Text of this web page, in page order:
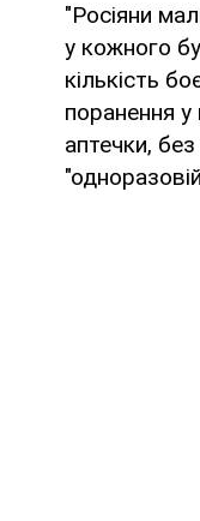
"Росіяни
у кожного
кількість
поранення у
аптечки,